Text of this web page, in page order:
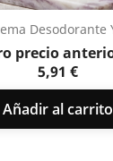
Desodorante
precio
5,91 €
Añadir al carrito
 Vista rápida